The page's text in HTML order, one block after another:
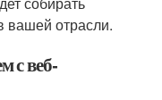
отрасли.
с веб-